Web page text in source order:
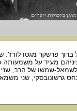
ברוך פרשקר מגטו לודז'.
מעיד על משמעותה
לשמאל-שמשו של הרב,
גרשונובסקי, שני